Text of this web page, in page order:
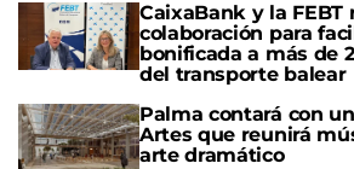
CaixaBank y la FEBT
colaboración para
bonificada a más de
del transporte balear
Palma contará con
Artes que reunirá
arte dramático